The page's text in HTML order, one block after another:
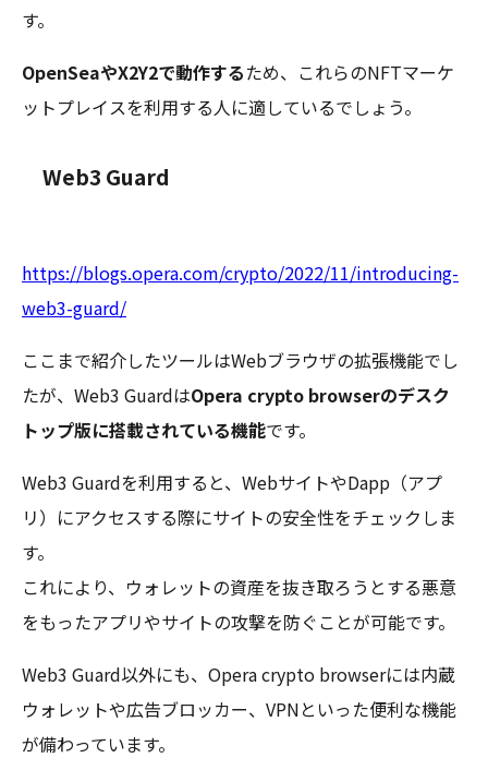
す。
OpenSeaやX2Y2で動作するため、これらのNFTマーケ
ットプレイスを利用する人に適しているでしょう。
Web3 Guard
https://blogs.opera.com/crypto/2022/11/introducing-
web3-guard/
ここまで紹介したツールはWebブラウザの拡張機能でし
たが、Web3 GuardはOpera crypto browserのデスク
トップ版に搭載されている機能です。
Web3 Guardを利用すると、WebサイトやDapp（アプ
リ）にアクセスする際にサイトの安全性をチェックしま
す。
これにより、ウォレットの資産を抜き取ろうとする悪意
をもったアプリやサイトの攻撃を防ぐことが可能です。
Web3 Guard以外にも、Opera crypto browserには内蔵
ウォレットや広告ブロッカー、VPNといった便利な機能
が備わっています。